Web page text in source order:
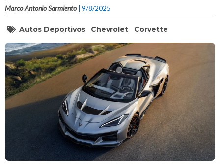
Marco Antonio Sarmiento | 9/8/2025
Autos Deportivos Chevrolet Corvette